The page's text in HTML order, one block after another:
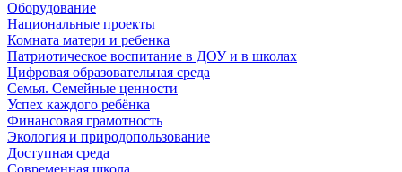
Оборудование
Национальные проекты
Комната матери и ребенка
Патриотическое воспитание в ДОУ и в школах
Цифровая образовательная среда
Семья. Семейные ценности
Успех каждого ребёнка
Финансовая грамотность
Экология и природопользование
Доступная среда
Современная школа